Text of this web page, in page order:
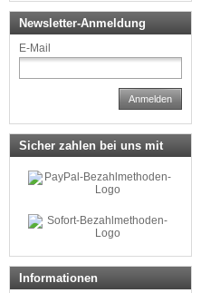
Newsletter-Anmeldung
E-Mail
Anmelden
Sicher zahlen bei uns mit
Informationen